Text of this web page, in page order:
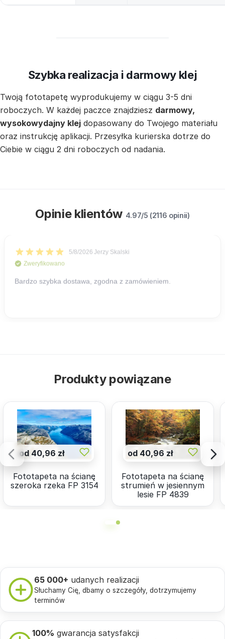
Szybka realizacja i darmowy klej
Twoją fototapetę wyprodukujemy w ciągu 3-5 dni
roboczych. W każdej paczce znajdziesz darmowy,
wysokowydajny klej dopasowany do Twojego materiału
oraz instrukcję aplikacji. Przesyłka kurierska dotrze do
Ciebie w ciągu 2 dni roboczych od nadania.
Opinie klientów 4.97/5 (2116 opinii)
Produkty powiązane
od 40,96 zł
Fototapeta na ścianę
szeroka rzeka FP 3154
od 40,96 zł
Fototapeta na ścianę
strumień w jesiennym
lesie FP 4839
65 000+ udanych realizacji
Słuchamy Cię, dbamy o szczegóły, dotrzymujemy
terminów
100% gwarancja satysfakcji